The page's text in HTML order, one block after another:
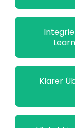
Klarer